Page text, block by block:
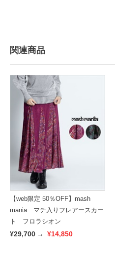
関連商品
【web限定 50％OFF】mash
mania マチ入りフレアースカー
ト フロラシオン
¥29,700 → ¥14,850